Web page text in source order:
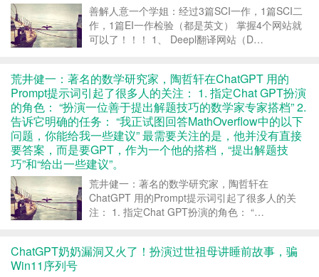
善解人意一个学姐：经过3篇SCI一作，1篇SCI二
作，1篇EI一作检验（都是英文） 掌握4个网站就
可以了！！！ 1、 Deepl翻译网站（D…
荒井健一：著名的数学研究家，陶哲轩在ChatGPT 用的
Prompt提示词引起了很多人的关注： 1. 指定Chat GPT扮演
的角色： “扮演一位善于提出解题技巧的数学家专家搭档” 2.
告诉它明确的任务： “我正试图回答MathOverflow中的以下
问题，你能给我一些建议” 最需要关注的是，他并没有直接
要答案，而是要GPT，作为一个他的搭档，“提出解题技
巧”和“给出一些建议”。
荒井健一：著名的数学研究家，陶哲轩在
ChatGPT 用的Prompt提示词引起了很多人的关
注： 1. 指定Chat GPT扮演的角色： “…
ChatGPT奶奶漏洞又火了！扮演过世祖母讲睡前故事，骗
Win11序列号